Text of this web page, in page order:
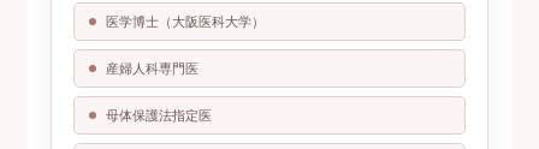
医学博士（大阪医科大学）
産婦人科専門医
母体保護法指定医